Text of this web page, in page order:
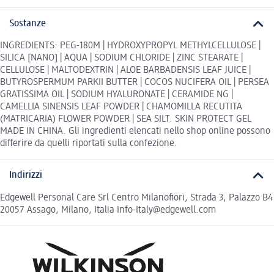
Sostanze
INGREDIENTS: PEG-180M | HYDROXYPROPYL METHYLCELLULOSE |
SILICA [NANO] | AQUA | SODIUM CHLORIDE | ZINC STEARATE |
CELLULOSE | MALTODEXTRIN | ALOE BARBADENSIS LEAF JUICE |
BUTYROSPERMUM PARKII BUTTER | COCOS NUCIFERA OIL | PERSEA
GRATISSIMA OIL | SODIUM HYALURONATE | CERAMIDE NG |
CAMELLIA SINENSIS LEAF POWDER | CHAMOMILLA RECUTITA
(MATRICARIA) FLOWER POWDER | SEA SILT. SKIN PROTECT GEL
MADE IN CHINA. Gli ingredienti elencati nello shop online possono
differire da quelli riportati sulla confezione.
Indirizzi
Edgewell Personal Care Srl Centro Milanofiori, Strada 3, Palazzo B4
20057 Assago, Milano, Italia Info-Italy@edgewell.com